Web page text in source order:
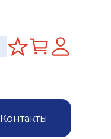
Контакты